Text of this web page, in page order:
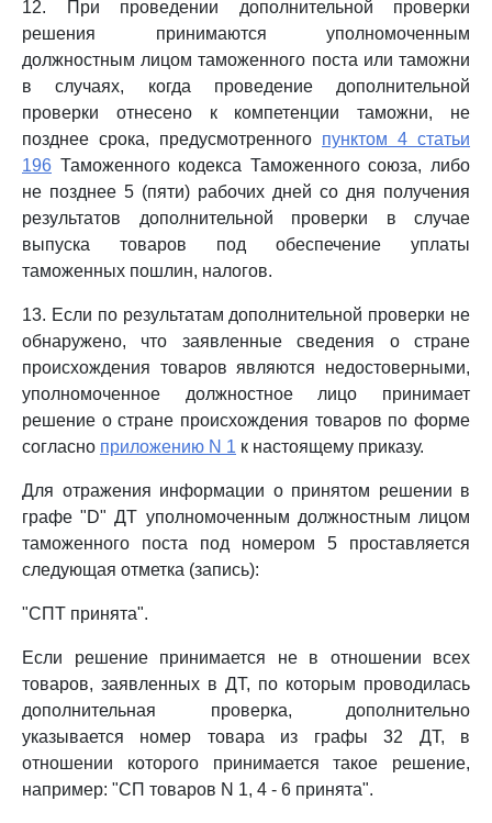
12. При проведении дополнительной проверки
решения принимаются уполномоченным
должностным лицом таможенного поста или таможни
в случаях, когда проведение дополнительной
проверки отнесено к компетенции таможни, не
позднее срока, предусмотренного пунктом 4 статьи
196 Таможенного кодекса Таможенного союза, либо
не позднее 5 (пяти) рабочих дней со дня получения
результатов дополнительной проверки в случае
выпуска товаров под обеспечение уплаты
таможенных пошлин, налогов.
13. Если по результатам дополнительной проверки не
обнаружено, что заявленные сведения о стране
происхождения товаров являются недостоверными,
уполномоченное должностное лицо принимает
решение о стране происхождения товаров по форме
согласно приложению N 1 к настоящему приказу.
Для отражения информации о принятом решении в
графе "D" ДТ уполномоченным должностным лицом
таможенного поста под номером 5 проставляется
следующая отметка (запись):
"СПТ принята".
Если решение принимается не в отношении всех
товаров, заявленных в ДТ, по которым проводилась
дополнительная проверка, дополнительно
указывается номер товара из графы 32 ДТ, в
отношении которого принимается такое решение,
например: "СП товаров N 1, 4 - 6 принята".